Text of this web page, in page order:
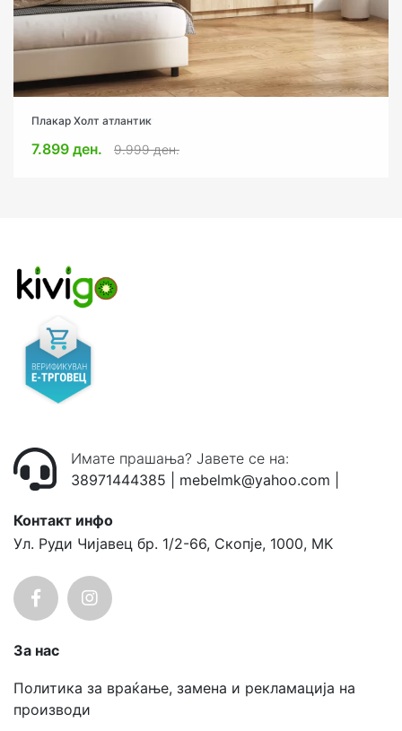
Плакар Холт атлантик
7.899 ден. 9.999 ден.
Имате прашања? Јавете се на:
38971444385
mebelmk@yahoo.com
Контакт инфо
Ул. Руди Чијавец бр. 1/2-66, Скопје, 1000, MK
За нас
Политика за враќање, замена и рекламација на
производи